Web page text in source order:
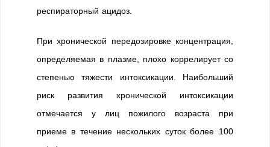
респираторный ацидоз.
При хронической передозировке концентрация,
определяемая в плазме, плохо коррелирует со
степенью тяжести интоксикации. Наибольший
риск развития хронической интоксикации
отмечается у лиц пожилого возраста при
приеме в течение нескольких суток более 100